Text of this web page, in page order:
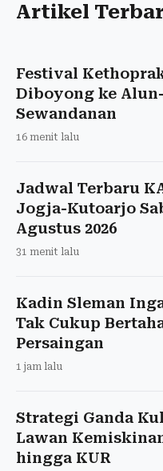
Artikel
Festival
Diboyong ke
Sewandanan
16 menit lalu
Jadwal Terbaru
Jogja-Kutoarjo
Agustus 2026
31 menit lalu
Kadin Sleman
Tak Cukup
Persaingan
1 jam lalu
Strategi Ganda
Lawan
hingga KUR